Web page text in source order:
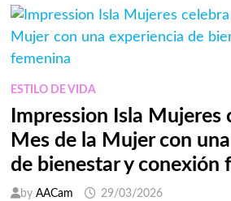
POR
QUÉ
LAS
PROPIEDADES
PALLADIUM
GROUP
MAYA
OFRECEN
MÁS
QUE
UNA
A
ESTILO DE VIDA
Impression Isla Mujeres
Mes de la Mujer con
de bienestar y conexión
by AACam 29/03/2026